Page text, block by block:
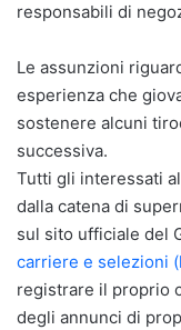
responsabili di
Le assunzioni
esperienza che
sostenere alcuni
successiva.
Tutti gli interessati
dalla catena di
sul sito ufficiale del
carriere e selezioni
registrare il proprio
degli annunci di